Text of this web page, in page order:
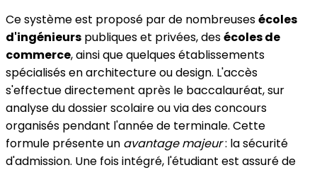
Ce système est proposé par de nombreusesécoles
d'ingénieurs publiques et privées, desécoles de
commerce, ainsi que quelques établissements
spécialisés en architecture ou design. L'accès
s'effectue directement après le baccalauréat, sur
analyse du dossier scolaire ou via des concours
organisés pendant l'année de terminale. Cette
formule présente un avantage majeur: la sécurité
d'admission. Une fois intégré, l'étudiant est assuré de